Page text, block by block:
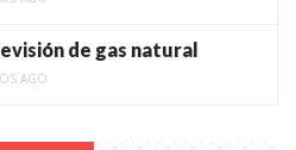
de gas natural
AGO